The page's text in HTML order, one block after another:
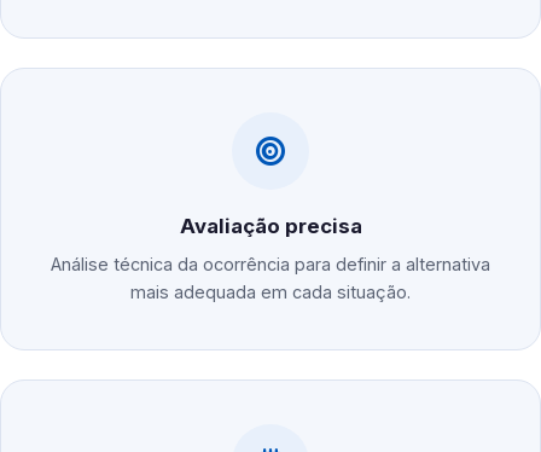
Avaliação precisa
Análise técnica da ocorrência para definir a alternativa
mais adequada em cada situação.